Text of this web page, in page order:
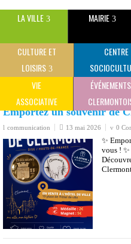
LA VILLE MAIRIE
CULTURE ET
LOISIRS
CENTRE
CLAUDE
VIE
ASSOCIATIVE
ÉVÉNEMENTS
Actus à Clermont
Emportez un souvenir de
communication 13 mai 2026 0
✨
vous !